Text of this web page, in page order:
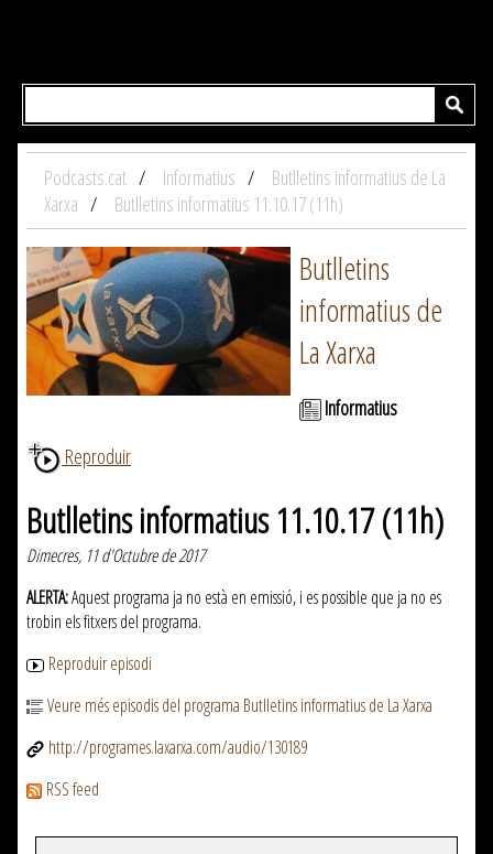
Podcasts.cat Informatius
Butlletins informatius de La
Xarxa
Butlletins informatius 11.10.17 (11h)
Butlletins
informatius de
La Xarxa
Informatius
Reproduir
Butlletins informatius 11.10.17 (11h)
Dimecres, 11 d'Octubre de 2017
ALERTA:Aquest programa ja no està en emissió, i es possible que ja no es
trobin els fitxers del programa.
Reproduir episodi
Veure més episodis del programa Butlletins informatius de La Xarxa
http://programes.laxarxa.com/audio/130189
RSS feed